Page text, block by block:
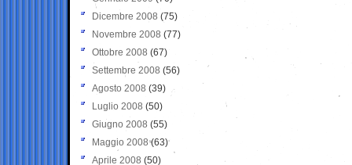
Dicembre 2008 (75)
Novembre 2008 (77)
Ottobre 2008 (67)
Settembre 2008 (56)
Agosto 2008 (39)
Luglio 2008 (50)
Giugno 2008 (55)
Maggio 2008(63)
Aprile 2008 (50)